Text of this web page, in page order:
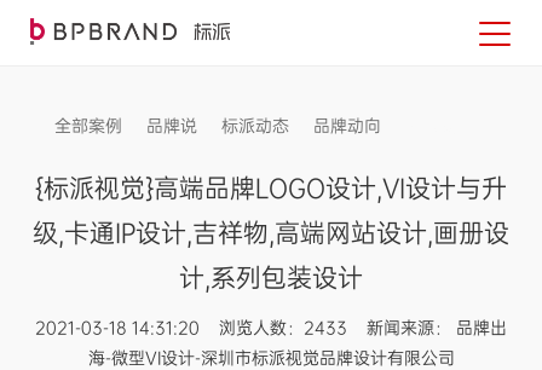
全部案例 品牌说 标派动态 品牌动向
{标派视觉}高端品牌LOGO设计,VI设计与升
级,卡通IP设计,吉祥物,高端网站设计,画册设
计,系列包装设计
2021-03-18 14:31:20 浏览人数：2433 新闻来源： 品牌出
海-微型VI设计-深圳市标派视觉品牌设计有限公司